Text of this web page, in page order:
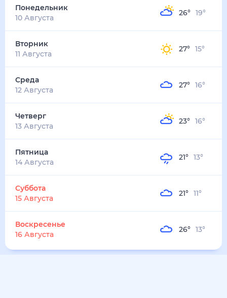
Понедельник
10 Августа
26° 19°
Вторник
11 Августа
27° 15°
Среда
12 Августа
27° 16°
Четверг
13 Августа
23° 16°
Пятница
14 Августа
21° 13°
Суббота
15 Августа
21° 11°
Воскресенье
16 Августа
26° 13°